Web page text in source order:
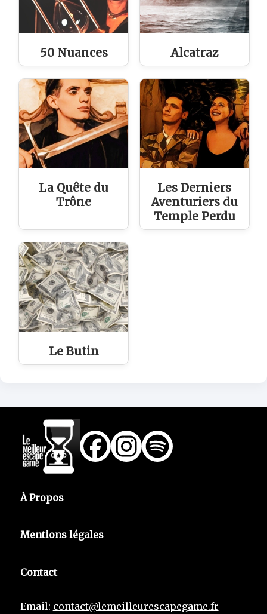
50 Nuances Alcatraz
La Quête du
Trône
Les Derniers
Aventuriers du
Temple Perdu
Le Butin
À Propos
Mentions légales
Contact
Email: contact@lemeilleurescapegame.fr